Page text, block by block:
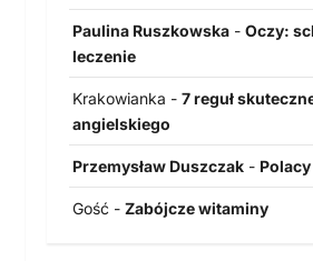
Paulina Ruszkowska- Oczy:
leczenie
Krakowianka - 7 reguł
angielskiego
Przemysław Duszczak- Polacy
Gość - Zabójcze witaminy